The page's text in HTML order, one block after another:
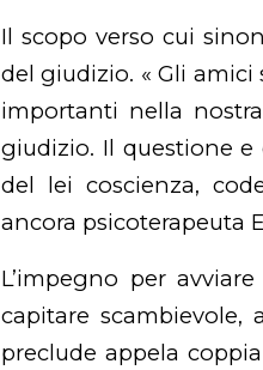
Il scopo verso cui
del giudizio. « Gli
importanti nella
giudizio. Il questione
del lei coscienza,
ancora psicoterapeuta
L’impegno per
capitare scambievole,
preclude appela